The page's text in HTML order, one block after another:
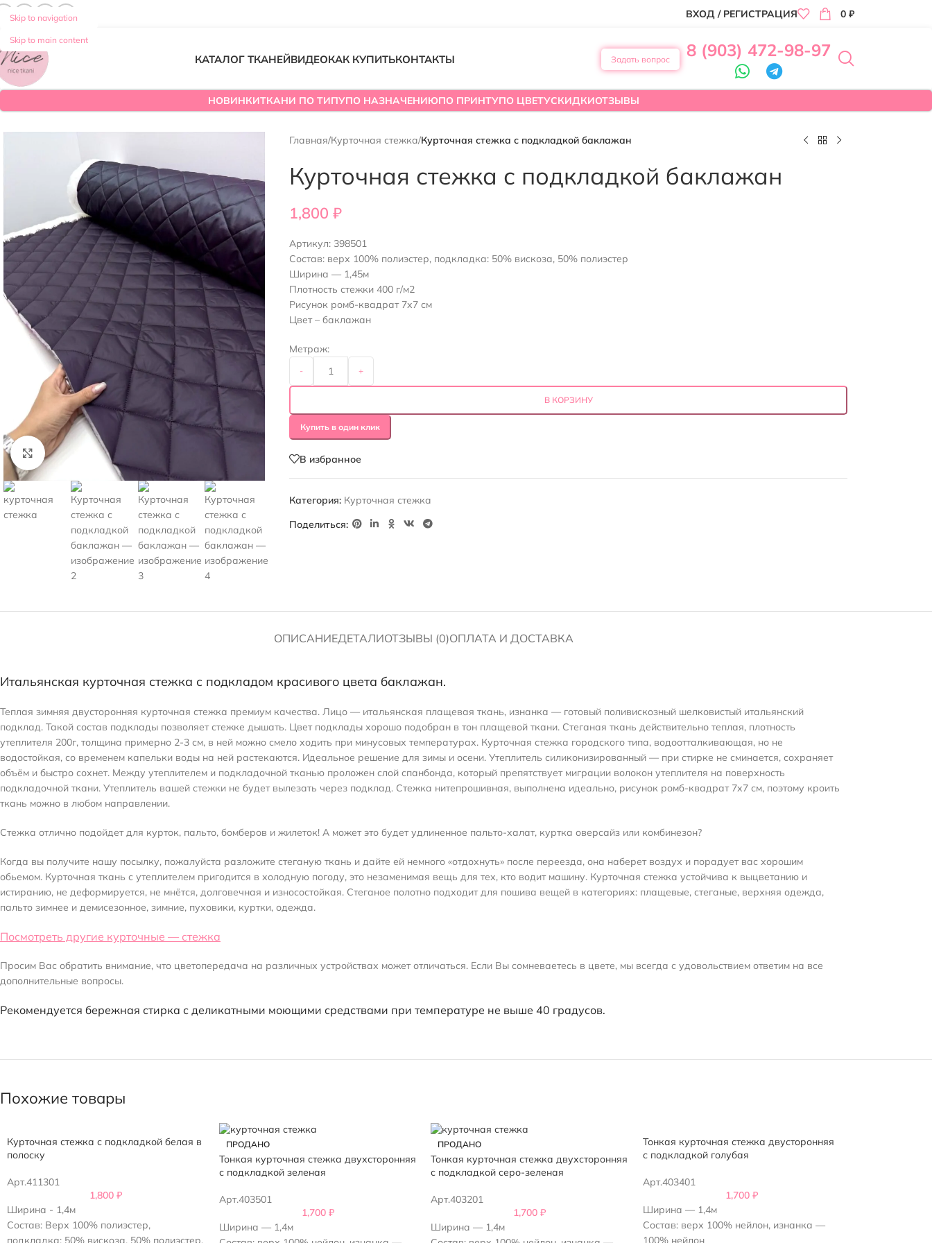
Skip to navigation
Skip to main content
ВХОД / РЕГИСТРАЦИЯ 0 ₽
КАТАЛОГ ТКАНЕЙВИДЕОКАК КУПИТЬКОНТАКТЫ Задать вопрос 8 (903) 472-98-97
НОВИНКИТКАНИ ПО ТИПУПО НАЗНАЧЕНИЮПО ПРИНТУПО ЦВЕТУСКИДКИОТЗЫВЫ
Нажмите, чтобы увеличить
Главная/Курточная стежка/Курточная стежка с подкладкой баклажан
Курточная стежка с подкладкой баклажан
1,800₽
Артикул: 398501
Состав: верх 100% полиэстер, подкладка: 50% вискоза, 50% полиэстер
Ширина — 1,45м
Плотность стежки 400 г/м2
Рисунок ромб-квадрат 7х7 см
Цвет – баклажан
Метраж:
- +
В КОРЗИНУ
Купить в один клик
В избранное
Категория: Курточная стежка
Поделиться:
ОПИСАНИЕДЕТАЛИОТЗЫВЫ (0)ОПЛАТА И ДОСТАВКА
Итальянская курточная стежка с подкладом красивого цвета баклажан.
Теплая зимняя двусторонняя курточная стежка премиум качества. Лицо — итальянская плащевая ткань, изнанка — готовый поливискозный шелковистый итальянский
подклад. Такой состав подклады позволяет стежке дышать. Цвет подклады хорошо подобран в тон плащевой ткани. Стеганая ткань действительно теплая, плотность
утеплителя 200г, толщина примерно 2-3 см, в ней можно смело ходить при минусовых температурах. Курточная стежка городского типа, водоотталкивающая, но не
водостойкая, со временем капельки воды на ней растекаются. Идеальное решение для зимы и осени. Утеплитель силиконизированный — при стирке не сминается, сохраняет
объём и быстро сохнет. Между утеплителем и подкладочной тканью проложен слой спанбонда, который препятствует миграции волокон утеплителя на поверхность
подкладочной ткани. Утеплитель вашей стежки не будет вылезать через подклад. Стежка нитепрошивная, выполнена идеально, рисунок ромб-квадрат 7х7 см, поэтому кроить
ткань можно в любом направлении.
Стежка отлично подойдет для курток, пальто, бомберов и жилеток! А может это будет удлиненное пальто-халат, куртка оверсайз или комбинезон?
Когда вы получите нашу посылку, пожалуйста разложите стеганую ткань и дайте ей немного «отдохнуть» после переезда, она наберет воздух и порадует вас хорошим
обьемом. Курточная ткань с утеплителем пригодится в холодную погоду, это незаменимая вещь для тех, кто водит машину. Курточная стежка устойчива к выцветанию и
истиранию, не деформируется, не мнётся, долговечная и износостойкая. Стеганое полотно подходит для пошива вещей в категориях: плащевые, стеганые, верхняя одежда,
пальто зимнее и демисезонное, зимние, пуховики, куртки, одежда.
Посмотреть другие курточные — стежка
Просим Вас обратить внимание, что цветопередача на различных устройствах может отличаться. Если Вы сомневаетесь в цвете, мы всегда с удовольствием ответим на все
дополнительные вопросы.
Рекомендуется бережная стирка с деликатными моющими средствами при температуре не выше 40 градусов.
Похожие товары
Курточная стежка с подкладкой белая в
полоску
Арт.411301
1,800₽
Ширина - 1,4м
Состав: Верх 100% полиэстер,
подкладка: 50% вискоза, 50% полиэстер.
ПРОДАНО
Тонкая курточная стежка двухсторонняя
с подкладкой зеленая
Арт.403501
1,700 ₽
Ширина — 1,4м
ПРОДАНО
Тонкая курточная стежка двухсторонняя
с подкладкой серо-зеленая
Арт.403201
1,700₽
Ширина — 1,4м
Тонкая курточная стежка двусторонняя
с подкладкой голубая
Арт.403401
1,700 ₽
Ширина — 1,4м
Состав: верх 100% нейлон, изнанка —
100% нейлон